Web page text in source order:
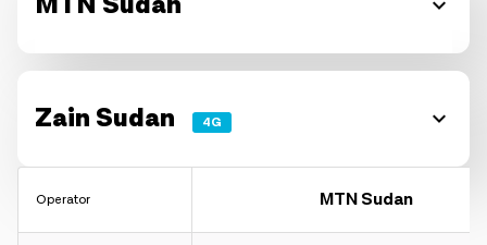
Zain Sudan 4G
Operator MTN Sudan